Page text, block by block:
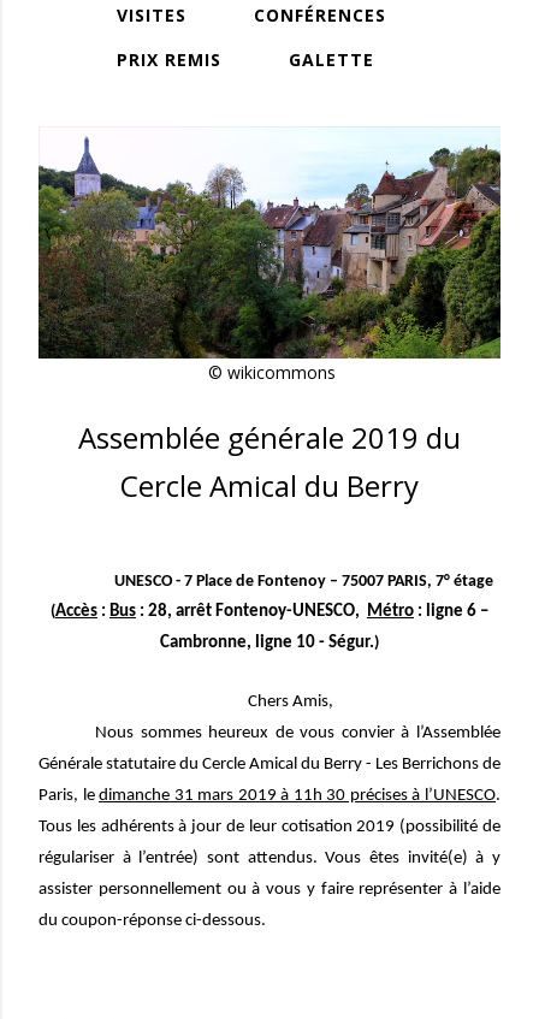
VISITES
CONFÉRENCES
PRIX REMIS
GALETTE
© wikicommons
Assemblée générale 2019 du
Cercle Amical du Berry
UNESCO - 7 Place de Fontenoy – 75007 PARIS, 7° étage
(Accès : Bus : 28, arrêt Fontenoy-UNESCO, Métro : ligne 6 –
Cambronne, ligne 10 - Ségur.)
Chers Amis,
Nous sommes heureux de vous convier à l’Assemblée
Générale statutaire du Cercle Amical du Berry - Les Berrichons de
Paris, ledimanche 31 mars 2019 à 11h 30 précises à l’UNESCO.
Tous les adhérents à jour de leur cotisation 2019 (possibilité de
régulariser à l’entrée) sont attendus. Vous êtes invité(e) à y
assister personnellement ou à vous y faire représenter à l’aide
du coupon-réponse ci-dessous.